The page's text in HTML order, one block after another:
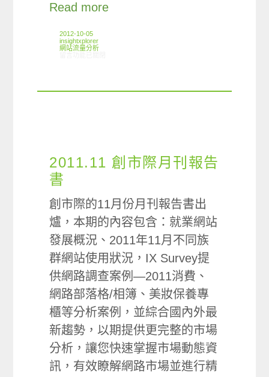
Read more
2012-10-05
insightxplorer
網站流量分析
2011.11 創市際月刊報告
書
創市際的11月份月刊報告書出
爐，本期的內容包含：就業網站
發展概況、2011年11月不同族
群網站使用狀況，IX Survey提
供網路調查案例—2011消費、
網路部落格/相簿、美妝保養專
櫃等分析案例，並綜合國內外最
新趨勢，以期提供更完整的市場
分析，讓您快速掌握市場動態資
訊，有效瞭解網路市場並進行精